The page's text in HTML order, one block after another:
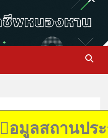
อมูลสถานปร